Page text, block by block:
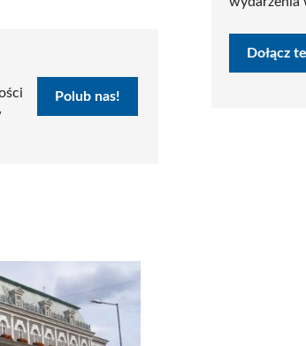
Polub nas!
Dołącz